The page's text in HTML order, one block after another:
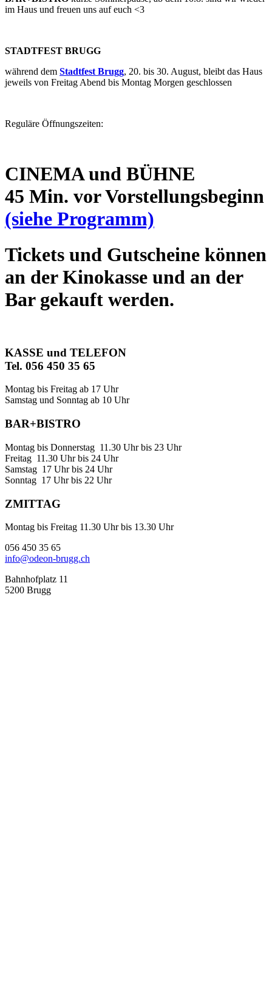
im Haus und freuen uns auf euch <3
STADTFEST BRUGG
während dem Stadtfest Brugg, 20. bis 30. August, bleibt das Haus
jeweils von Freitag Abend bis Montag Morgen geschlossen
Reguläre Öffnungszeiten:
CINEMA und BÜHNE
45 Min. vor Vorstellungsbeginn
(siehe Programm)
Tickets und Gutscheine können
an der Kinokasse und an der
Bar gekauft werden.
KASSE und TELEFON
Tel. 056 450 35 65
Montag bis Freitag ab 17 Uhr
Samstag und Sonntag ab 10 Uhr
BAR+BISTRO
Montag bis Donnerstag 11.30 Uhr bis 23 Uhr
Freitag 11.30 Uhr bis 24 Uhr
Samstag 17 Uhr bis 24 Uhr
Sonntag 17 Uhr bis 22 Uhr
ZMITTAG
Montag bis Freitag 11.30 Uhr bis 13.30 Uhr
056 450 35 65
info@odeon-brugg.ch
Bahnhofplatz 11
5200 Brugg